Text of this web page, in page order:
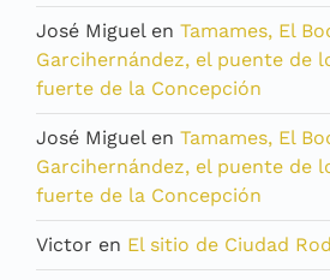
José Miguelen Tamames, El
Garcihernández, el puente de
fuerte de la Concepción
José Miguelen Tamames, El
Garcihernández, el puente de
fuerte de la Concepción
Victor en El sitio de Ciudad